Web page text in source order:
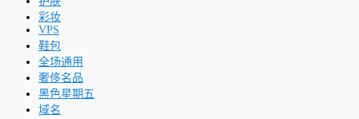
彩妆
VPS
鞋包
全场通用
奢侈名品
黑色星期五
域名